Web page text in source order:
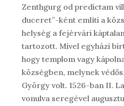
Zenthgurg od predictam
duceret”-ként említi a
helység a fejérvári
tartozott. Mivel egyházi
hogy templom vagy
községben, melynek
György volt. 1526-ban II.
vonulva seregével